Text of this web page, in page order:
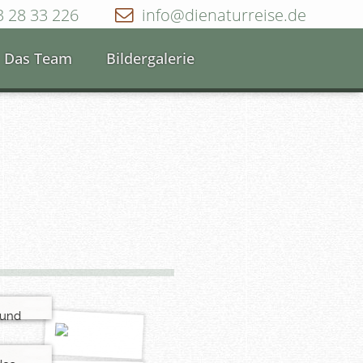
info@dienaturreise.de
28 33 226
Das Team Bildergalerie